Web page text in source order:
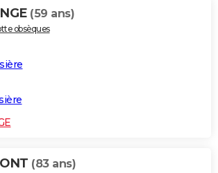
(59 ans)
obsèques
(83 ans)